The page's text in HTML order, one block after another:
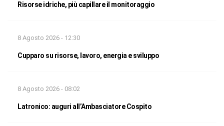
Risorse idriche, più capillare il monitoraggio
8 Agosto 2026 - 12:30
Cupparo su risorse, lavoro, energia e sviluppo
8 Agosto 2026 - 08:02
Latronico: auguri all’Ambasciatore Cospito